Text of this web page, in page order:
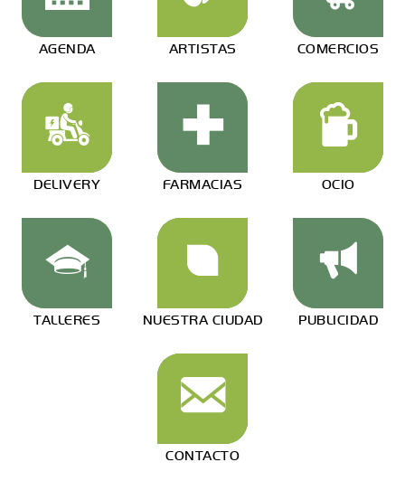
AGENDA ARTISTAS COMERCIOS
DELIVERY FARMACIAS OCIO
TALLERES NUESTRA CIUDAD PUBLICIDAD
CONTACTO